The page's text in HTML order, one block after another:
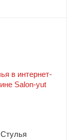
Стулья